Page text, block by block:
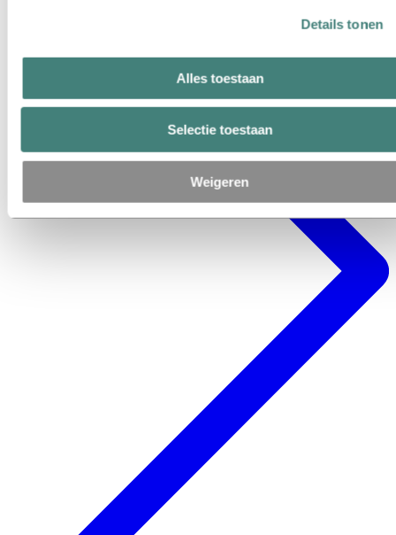
Details tonen
Alles toestaan
Selectie toestaan
Weigeren